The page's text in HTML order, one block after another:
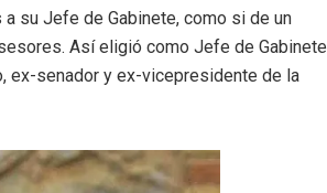
a su Jefe de Gabinete, como si de un
Así eligió como Jefe de Gabinete
ex-senador y ex-vicepresidente de la